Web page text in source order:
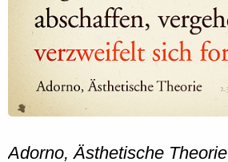
Adorno, Ästhetische Theorie